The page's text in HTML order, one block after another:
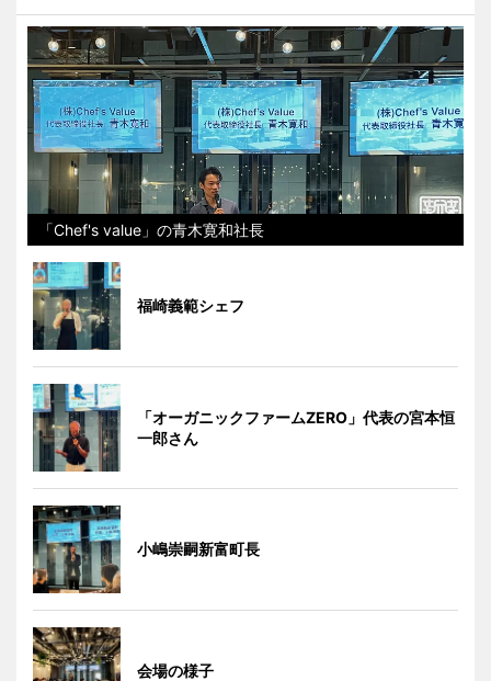
「Chef's value」の青木寛和社長
福崎義範シェフ
「オーガニックファームZERO」代表の宮本恒
一郎さん
小嶋崇嗣新富町長
会場の様子